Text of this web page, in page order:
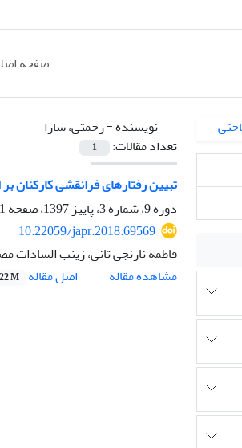
صفحه
نویسنده =رحمتی، سارا
تعداد مقالات:
1
تبیین رفتارهای فرانقشی
دوره 9، شماره 3، پاییز 1397، صفحه
10.22059/japr.2018.69569
فاطمه نارنجی ثانی، زینب السادات
مشاهده مقاله
اصل مقاله M